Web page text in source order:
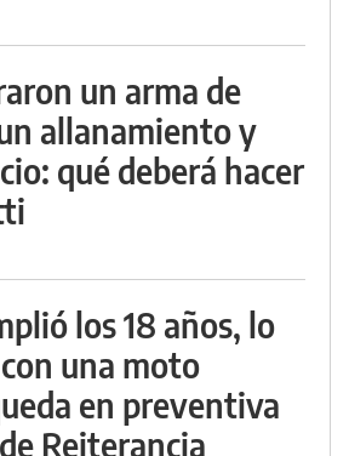
un arma de
allanamiento y
qué deberá hacer
los 18 años, lo
una moto
en preventiva
Reiterancia